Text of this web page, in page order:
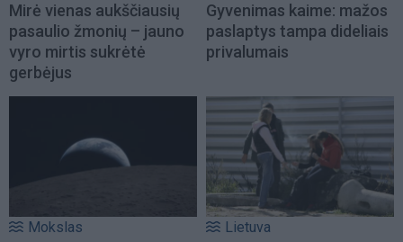
Mirė vienas aukščiausių
pasaulio žmonių – jauno
vyro mirtis sukrėtė
gerbėjus
Gyvenimas kaime: mažos
paslaptys tampa dideliais
privalumais
Mokslas Lietuva